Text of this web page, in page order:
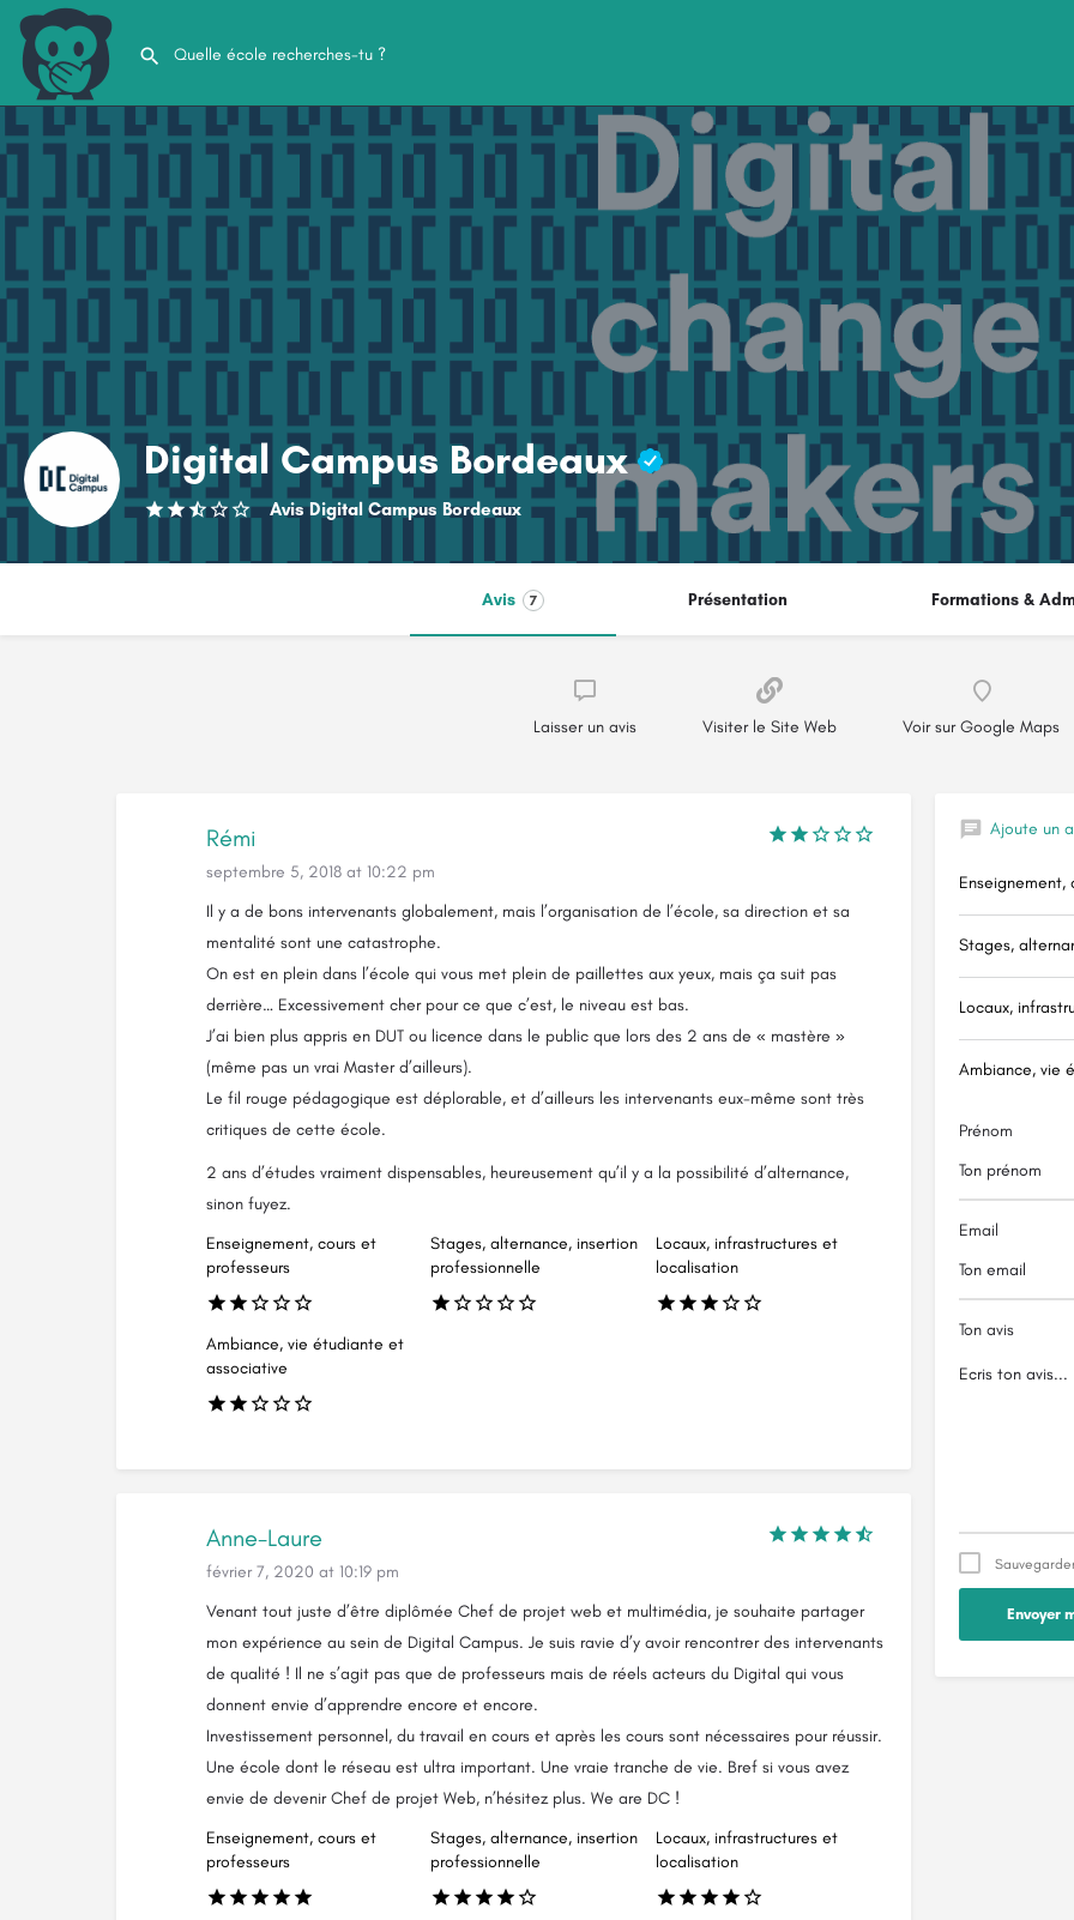
Digital Campus Bordeaux
Avis Digital Campus Bordeaux
Avis 7 Présentation Formations &
Laisser un avis Visiter le Site Web Voir sur Google Maps
Rémi
septembre 5, 2018 at 10:22 pm
Il y a de bons intervenants globalement, mais l’organisation de l’école, sa direction et sa
mentalité sont une catastrophe.
On est en plein dans l’école qui vous met plein de paillettes aux yeux, mais ça suit pas
derrière… Excessivement cher pour ce que c’est, le niveau est bas.
J’ai bien plus appris en DUT ou licence dans le public que lors des 2 ans de « mastère »
(même pas un vrai Master d’ailleurs).
Le fil rouge pédagogique est déplorable, et d’ailleurs les intervenants eux-même sont très
critiques de cette école.
2 ans d’études vraiment dispensables, heureusement qu’il y a la possibilité d’alternance,
sinon fuyez.
Enseignement, cours et
professeurs
Stages, alternance, insertion
professionnelle
Locaux, infrastructures et
localisation
Ambiance, vie étudiante et
associative
Anne-Laure
février 7, 2020 at 10:19 pm
Venant tout juste d’être diplômée Chef de projet web et multimédia, je souhaite partager
mon expérience au sein de Digital Campus. Je suis ravie d’y avoir rencontrer des intervenants
de qualité ! Il ne s’agit pas que de professeurs mais de réels acteurs du Digital qui vous
donnent envie d’apprendre encore et encore.
Investissement personnel, du travail en cours et après les cours sont nécessaires pour réussir.
Une école dont le réseau est ultra important. Une vraie tranche de vie. Bref si vous avez
envie de devenir Chef de projet Web, n’hésitez plus. We are DC !
Enseignement, cours et
professeurs
Stages, alternance, insertion
professionnelle
Locaux, infrastructures et
localisation
chat Ajoute un
Enseignement,
Stages,
Locaux,
Ambiance, vie
Prénom
Email
Ton avis
Envoyer